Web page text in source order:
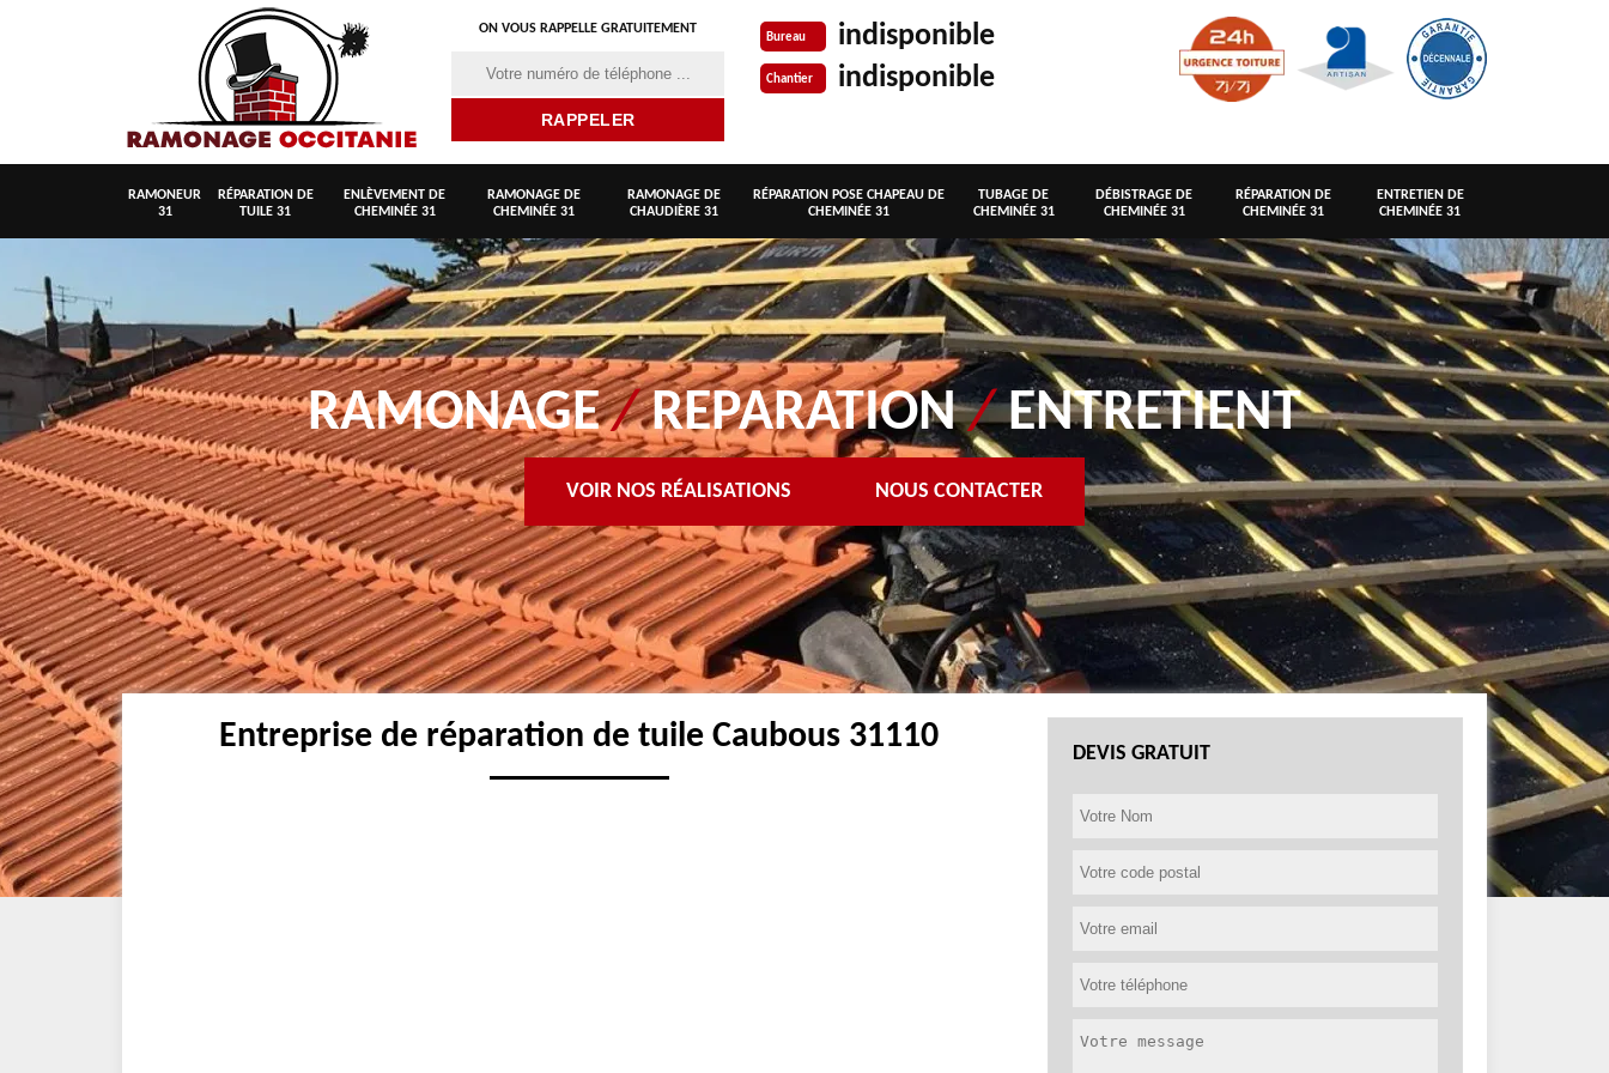
ON VOUS RAPPELLE GRATUITEMENT
Bureau indisponible
Chantier indisponible
RAMONEUR
31
RÉPARATION DE
TUILE 31
ENLÈVEMENT DE
CHEMINÉE 31
RAMONAGE DE
CHEMINÉE 31
RAMONAGE DE
CHAUDIÈRE 31
RÉPARATION POSE CHAPEAU DE
CHEMINÉE 31
TUBAGE DE
CHEMINÉE 31
DÉBISTRAGE DE
CHEMINÉE 31
RÉPARATION DE
CHEMINÉE 31
ENTRETIEN DE
CHEMINÉE 31
RAMONAGE/REPARATION/ENTRETIENT
VOIR NOS RÉALISATIONS NOUS CONTACTER
Entreprise de réparation de tuile Caubous 31110 DEVIS GRATUIT